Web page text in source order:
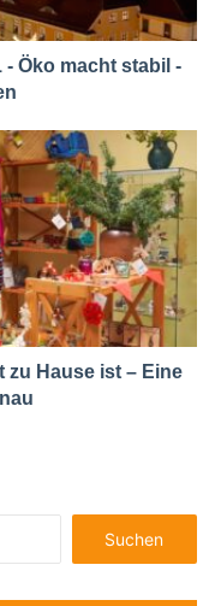
Öko macht stabil -
zu Hause ist – Eine
nach: